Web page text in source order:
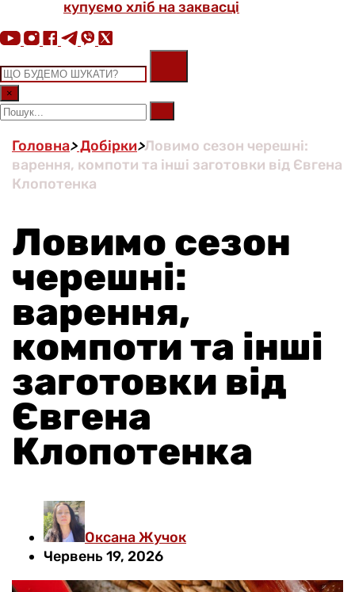
купуємо хліб на заквасці
×
Головна>Добірки>Ловимо сезон черешні:
варення, компоти та інші заготовки від Євгена
Клопотенка
Ловимо сезон
черешні:
варення,
компоти та інші
заготовки від
Євгена
Клопотенка
Оксана Жучок
Червень 19, 2026